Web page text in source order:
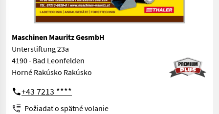
Maschinen Mauritz GesmbH
Unterstiftung 23a
4190 - Bad Leonfelden
Horné Rakúsko Rakúsko
+43 7213 ****
Požiadať o spätné volanie